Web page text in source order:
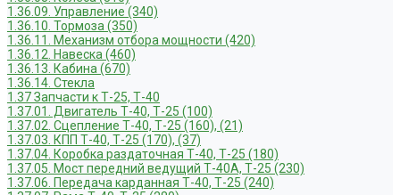
1.36.09. Управление (340)
1.36.10. Тормоза (350)
1.36.11. Механизм отбора мощности (420)
1.36.12. Навеска (460)
1.36.13. Кабина (670)
1.36.14. Стекла
1.37 Запчасти к Т-25, Т-40
1.37.01. Двигатель Т-40, Т-25 (100)
1.37.02. Сцепление Т-40, Т-25 (160), (21)
1.37.03. КПП Т-40, Т-25 (170), (37)
1.37.04. Коробка раздаточная Т-40, Т-25 (180)
1.37.05. Мост передний ведущий Т-40А, Т-25 (230)
1.37.06. Передача карданная Т-40, Т-25 (240)